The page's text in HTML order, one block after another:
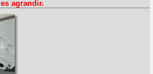
les agrandir.